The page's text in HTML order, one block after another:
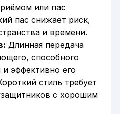
или пас
пас снижает риск,
и времени.
Длинная передача
способного
и эффективно его
стиль требует
с хорошим